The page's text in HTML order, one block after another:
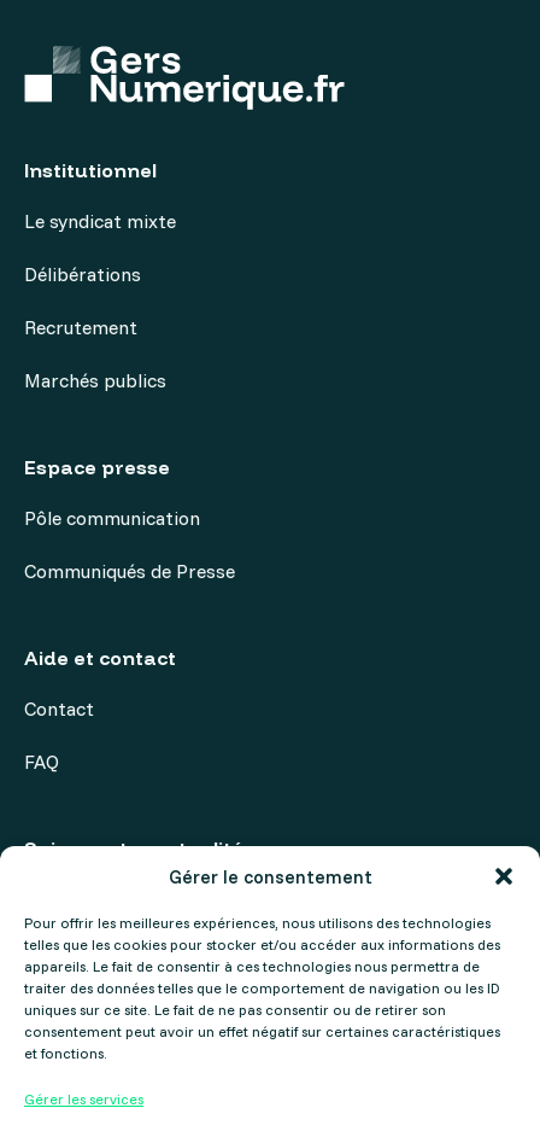
Gérer le consentement
Pour offrir les meilleures expériences, nous utilisons des technologies
telles que les cookies pour stocker et/ou accéder aux informations des
appareils. Le fait de consentir à ces technologies nous permettra de
traiter des données telles que le comportement de navigation ou les ID
uniques sur ce site. Le fait de ne pas consentir ou de retirer son
consentement peut avoir un effet négatif sur certaines caractéristiques
et fonctions.
Gérer les services
Institutionnel
Le syndicat mixte
Délibérations
Recrutement
Marchés publics
Espace presse
Pôle communication
Communiqués de Presse
Aide et contact
Contact
FAQ
Suivez notre actualité
Agenda